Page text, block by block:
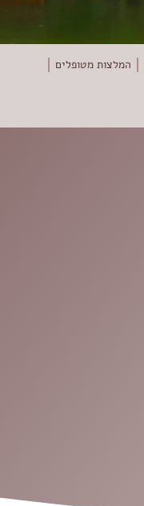
המלצות מטופלים